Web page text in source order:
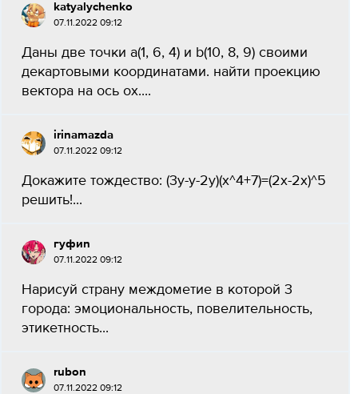
katyalychenko
07.11.2022 09:12
Даны две точки a(1, 6, 4) и b(10, 8, 9) своими
декартовыми координатами. найти проекцию
вектора на ось ox....
irinamazda
07.11.2022 09:12
Докажите тождество: (3у-у-2у)(х^4+7)=(2x-2x)^5
решить!...
гуфиn
07.11.2022 09:12
Нарисуй страну междометие в которой 3
города: эмоциональность, повелительность,
этикетность...
rubon
07.11.2022 09:12